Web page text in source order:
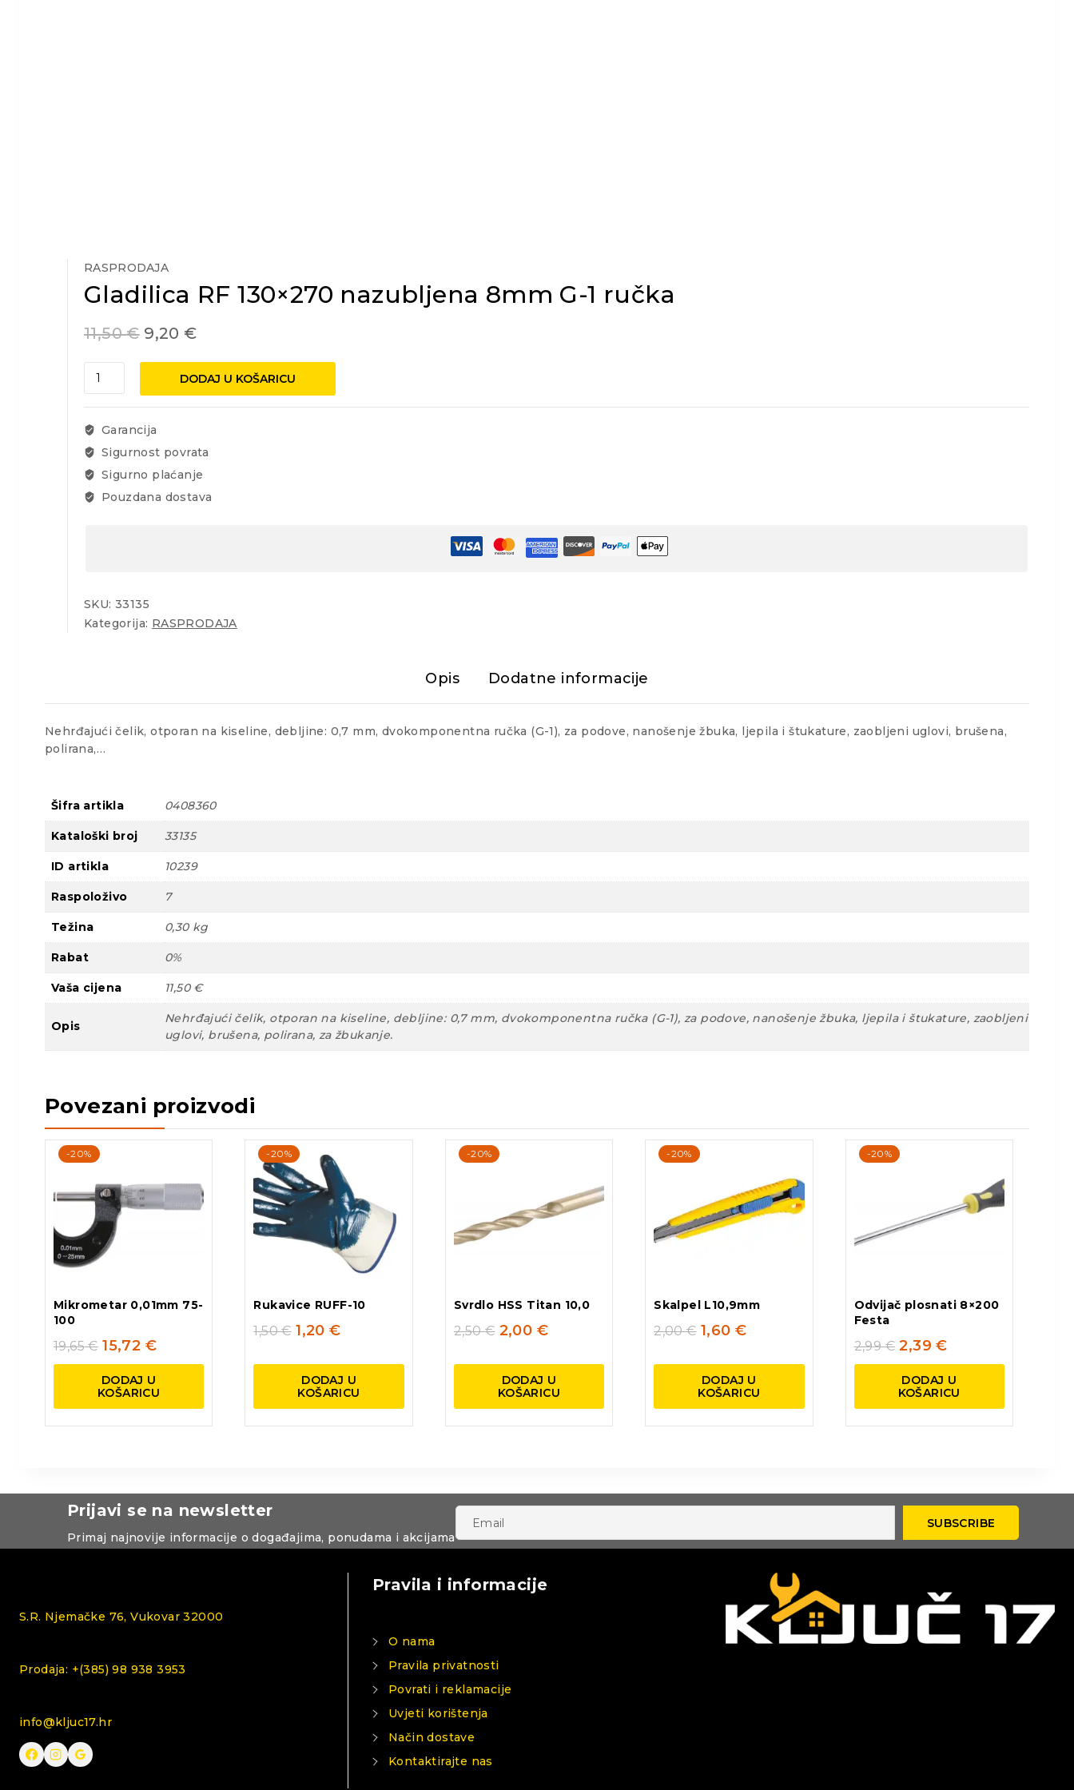
RASPRODAJA
Gladilica RF 130×270 nazubljena 8mm G-1 ručka
11,50€ 9,20 €
Gladilica
130x270
nazubljena
8mm
G-
1
ručka
DODAJ U KOŠARICU
Garancija
Sigurnost povrata
Sigurno plaćanje
Pouzdana dostava
SKU: 33135
Kategorija: RASPRODAJA
Opis Dodatne informacije
Nehrđajući čelik, otporan na kiseline, debljine: 0,7 mm, dvokomponentna ručka (G-1), za podove, nanošenje žbuka, ljepila i štukature, zaobljeni uglovi, brušena,
polirana,…
Šifra artikla 0408360
Kataloški broj 33135
ID artikla 10239
Raspoloživo 7
Težina 0,30 kg
Rabat 0%
Vaša cijena 11,50 €
Opis
Nehrđajući čelik, otporan na kiseline, debljine: 0,7 mm, dvokomponentna ručka (G-1), za podove, nanošenje žbuka, ljepila i štukature, zaobljeni
uglovi, brušena, polirana, za žbukanje.
Povezani proizvodi
-20%
Mikrometar 0,01mm 75-
100
19,65€ 15,72 €
DODAJ U
KOŠARICU
-20%
Rukavice RUFF-10
1,50€ 1,20€
DODAJ U
KOŠARICU
-20%
Svrdlo HSS Titan 10,0
2,50€ 2,00 €
DODAJ U
KOŠARICU
-20%
Skalpel L10,9mm
2,00€ 1,60 €
DODAJ U
KOŠARICU
-20%
Odvijač plosnati 8×200
Festa
2,99€ 2,39€
DODAJ U
KOŠARICU
Prijavi se na newsletter
Primaj najnovije informacije o događajima, ponudama i akcijama
S.R. Njemačke 76, Vukovar 32000
Prodaja: +(385) 98 938 3953
info@kljuc17.hr
Pravila i informacije
O nama
Pravila privatnosti
Povrati i reklamacije
Uvjeti korištenja
Način dostave
Kontaktirajte nas